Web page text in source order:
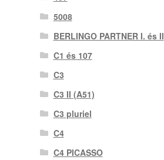
5008
BERLINGO PARTNER I. és II
C1 és 107
C3
C3 II (A51)
C3 pluriel
C4
C4 PICASSO